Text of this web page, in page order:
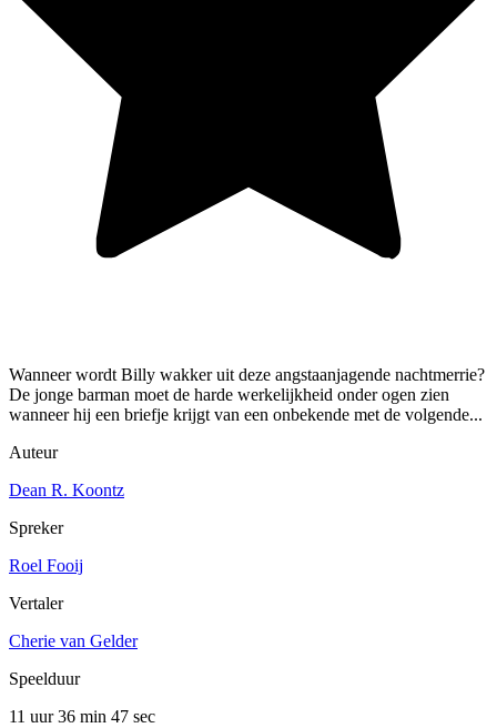
Wanneer wordt Billy wakker uit deze angstaanjagende nachtmerrie?
De jonge barman moet de harde werkelijkheid onder ogen zien
wanneer hij een briefje krijgt van een onbekende met de volgende...
Auteur
Dean R. Koontz
Spreker
Roel Fooij
Vertaler
Cherie van Gelder
Speelduur
11 uur 36 min 47 sec